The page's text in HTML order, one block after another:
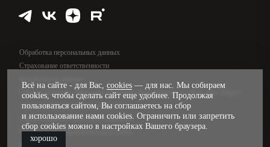
Обработка персональных данных
Страхование ответственности
Оферта сервисов «Моё дело Интернет-бухгалтерия» и «Моё дело Бюро»
Оферта услуг бухсопровождения
Оферта сервиса «Моё дело Финансы»
Оферта услуг управленческого учёта
Карта сайта
Всё на сайте - для Вас, cookies — для нас. Мы собираем
cookies, чтобы сделать сайт еще удобнее. Продолжая
пользоваться сайтом, Вы соглашаетесь на сбор
и использование нами cookies. Ограничить или запретить
сбор cookies можно в настройках Вашего браузера.
хорошо